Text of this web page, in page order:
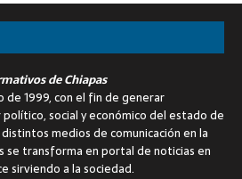
de Chiapas
1999, con el fin de generar
social y económico del estado de
medios de comunicación en la
se transforma en portal de noticias en
sirviendo a la sociedad.